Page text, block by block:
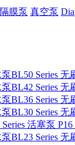
隔膜泵 真空泵
无
无
无
无
活塞泵 P16
无